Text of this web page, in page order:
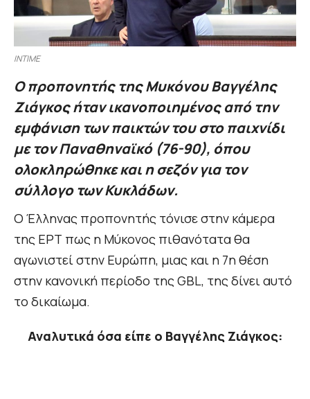
INTIME
Ο προπονητής της Μυκόνου Βαγγέλης
Ζιάγκος ήταν ικανοποιημένος από την
εμφάνιση των παικτών του στο παιχνίδι
με τον Παναθηναϊκό (76-90), όπου
ολοκληρώθηκε και η σεζόν για τον
σύλλογο των Κυκλάδων.
Ο Έλληνας προπονητής τόνισε στην κάμερα
της ΕΡΤ πως η Μύκονος πιθανότατα θα
αγωνιστεί στην Ευρώπη, μιας και η 7η θέση
στην κανονική περίοδο της GBL, της δίνει αυτό
το δικαίωμα.
Αναλυτικά όσα είπε ο Βαγγέλης Ζιάγκος: